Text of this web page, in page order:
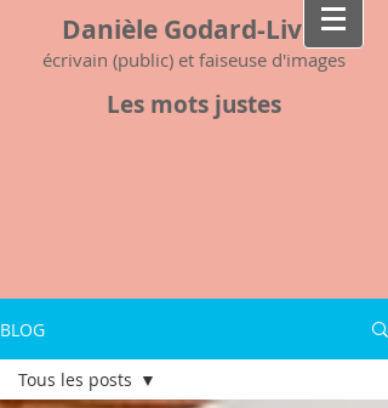
Danièle Godard-Livet
écrivain (public) et faiseuse d'images
Les mots justes
BLOG
Tous les posts